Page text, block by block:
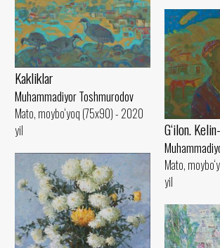
Kakliklar
Muhammadiyor Toshmurodov
Mato, moybo‘yoq (75x90) - 2020
yil
G‘ilon.
Mato,
yil